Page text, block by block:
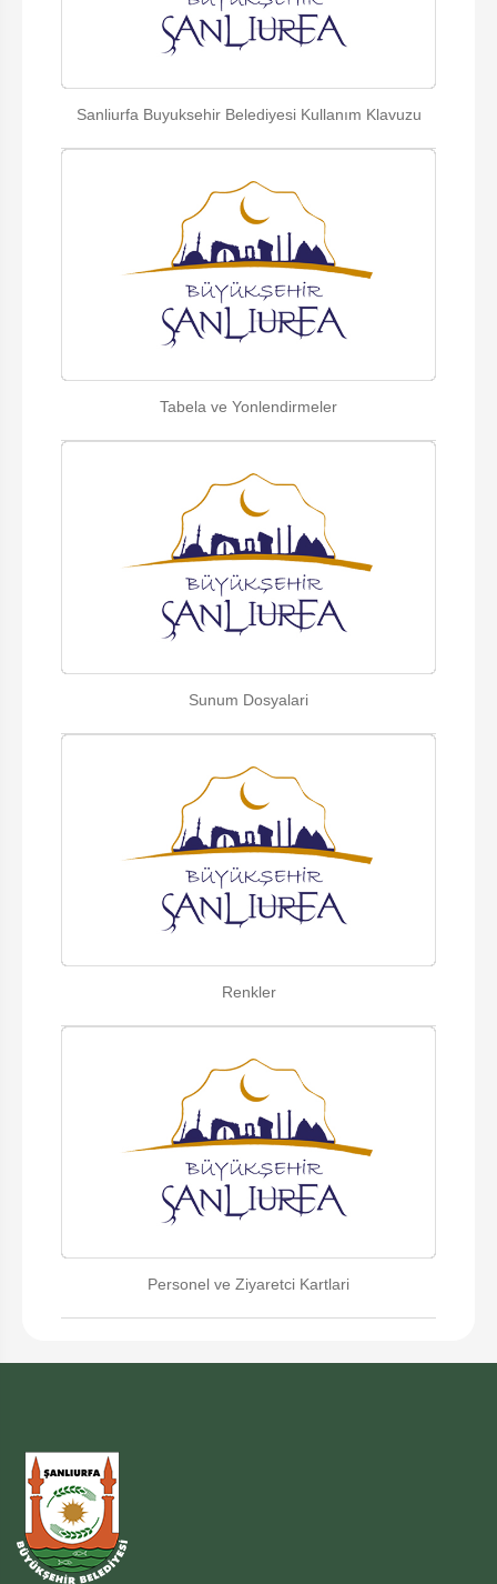
Sanliurfa Buyuksehir Belediyesi Kullanım Klavuzu
Tabela ve Yonlendirmeler
Sunum Dosyalari
Renkler
Personel ve Ziyaretci Kartlari